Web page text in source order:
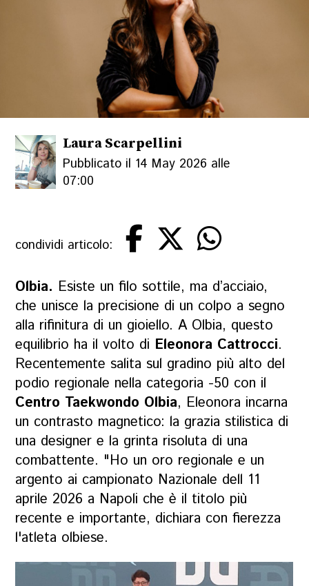
Laura Scarpellini
Pubblicato il 14 May 2026 alle
07:00
condividi articolo:
Olbia. Esiste un filo sottile, ma d’acciaio,
che unisce la precisione di un colpo a segno
alla rifinitura di un gioiello. A Olbia, questo
equilibrio ha il volto di Eleonora Cattrocci.
Recentemente salita sul gradino più alto del
podio regionale nella categoria -50 con il
Centro Taekwondo Olbia, Eleonora incarna
un contrasto magnetico: la grazia stilistica di
una designer e la grinta risoluta di una
combattente. "Ho un oro regionale e un
argento ai campionato Nazionale dell 11
aprile 2026 a Napoli che è il titolo più
recente e importante, dichiara con fierezza
l'atleta olbiese.